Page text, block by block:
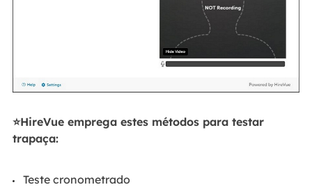
⭐HireVue emprega estes métodos para testar
trapaça:
Teste cronometrado